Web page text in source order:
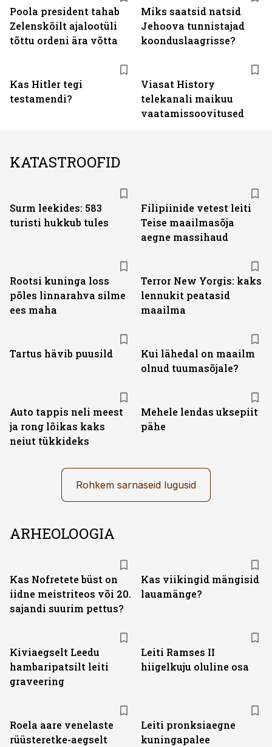
Poola president tahab
Zelenskõilt ajalootüli
tõttu ordeni ära võtta
Miks saatsid natsid
Jehoova tunnistajad
koonduslaagrisse?
Kas Hitler tegi
testamendi?
Viasat History
telekanali maikuu
vaatamissoovitused
KATASTROOFID
Surm leekides: 583
turisti hukkub tules
Filipiinide vetest leiti
Teise maailmasõja
aegne massihaud
Rootsi kuninga loss
põles linnarahva silme
ees maha
Terror New Yorgis: kaks
lennukit peatasid
maailma
Tartus hävib puusild
Kui lähedal on maailm
olnud tuumasõjale?
Auto tappis neli meest
ja rong lõikas kaks
neiut tükkideks
Mehele lendas uksepiit
pähe
Rohkem sarnaseid lugusid
ARHEOLOOGIA
Kas Nofretete büst on
iidne meistriteos või 20.
sajandi suurim pettus?
Kas viikingid mängisid
lauamänge?
Kiviaegselt Leedu
hambaripatsilt leiti
graveering
Leiti Ramses II
hiigelkuju oluline osa
Roela aare venelaste
rüüsteretke-aegselt
Leiti pronksiaegne
kuningapalee